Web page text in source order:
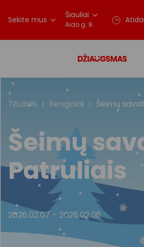
Sekite mus Šiauliai
Aido g. 8
Titulinis Renginiai Šeimų
Šeimų
Patruliais
2026.02.07 – 2026.02.08